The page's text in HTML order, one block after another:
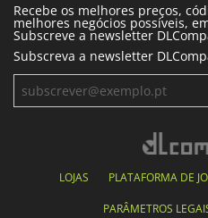
Recebe os melhores preços,
melhores negócios possíveis,
Subscreve a newsletter
Subscreva a newsletter
LOJAS PLATAFORMA DE
PARÂMETROS